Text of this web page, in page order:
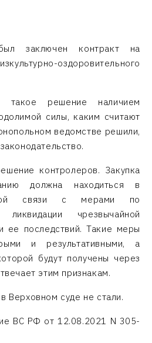
заключен контракт на
оздоровительного
такое решение наличием
силы, каким считают
ведомстве решили,
контролеров. Закупка
должна находиться в
связи с мерами по
чрезвычайной
ее последствий. Такие меры
и результативными, а
будут получены через
этим признакам.
Верховном суде не стали.
ВС РФ от 12.08.2021 N 305-